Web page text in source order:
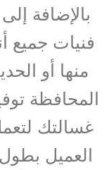
بالإضافة
فنيات جميع
منها أو
المحافظة
غسالتك
العميل